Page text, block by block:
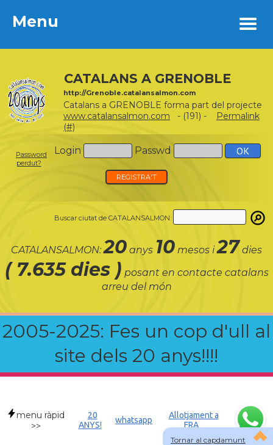
Menu
CATALANS A GRENOBLE
http://Grenoble.catalansalmon.com
Catalans a GRENOBLE forma part del projecte
www.catalansalmon.com - (191) -
Permalink
(#)
Login Passwd
Password
perdut?
REGISTRA'T
Buscar ciutat de CATALANSALMON:
CATALANSALMON:20 anys 10 mesos i27 dies
( 7.635 dies ) posant en contacte catalans
arreu del món
2005-2025: Fes un cop d'ull al
site dels 20 anys!!!!
Menu
Tornar al capdamunt
menu ràpid
>>
20
ANYS!
whatsapp
Allotjament a
FRA